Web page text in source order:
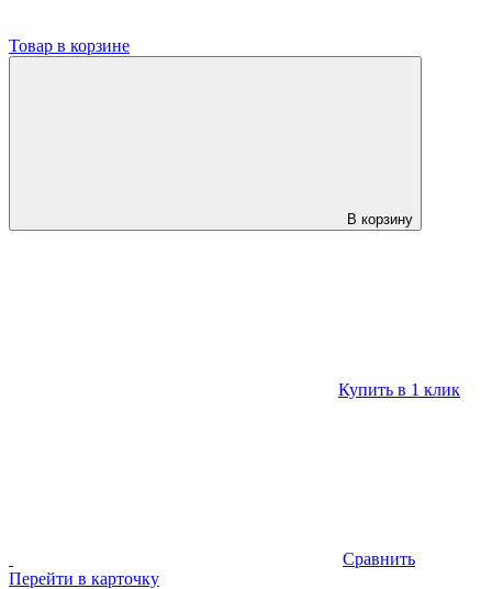
Товар в корзине
В корзину
Купить в 1 клик
Сравнить
Перейти в карточку